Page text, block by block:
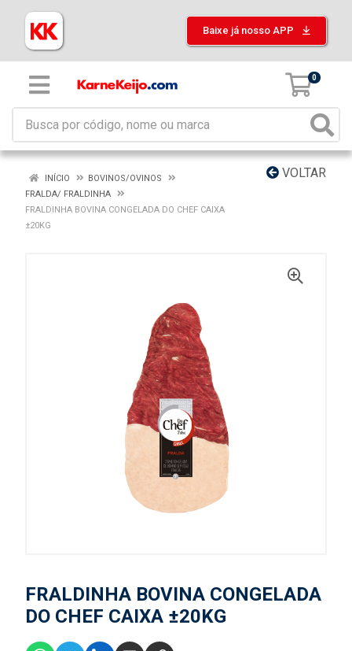
Baixe já nosso APP
0
VOLTAR
INÍCIO
BOVINOS/OVINOS
FRALDA/ FRALDINHA
FRALDINHA BOVINA CONGELADA DO CHEF CAIXA
±20KG
FRALDINHA BOVINA CONGELADA
DO CHEF CAIXA ±20KG